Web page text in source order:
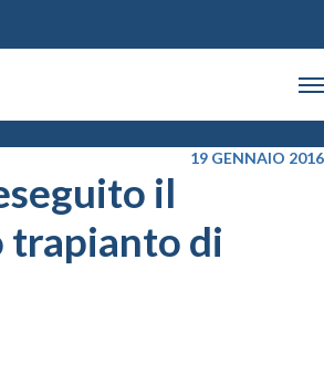
19 GENNAIO 2016
il
trapianto di